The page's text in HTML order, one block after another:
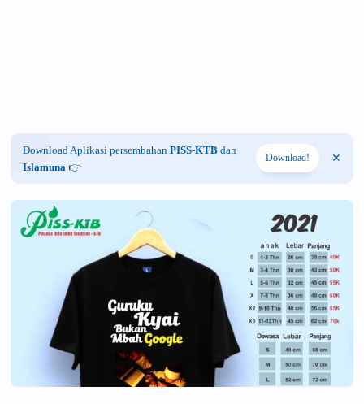
Download Aplikasi persembahan PISS-KTB dan
Islamuna 👉
Download!